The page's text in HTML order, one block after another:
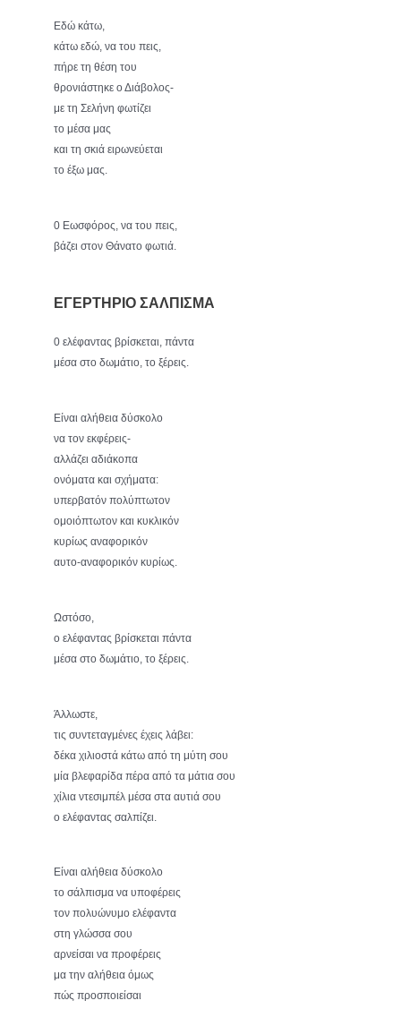
Εδώ κάτω,
κάτω εδώ, να του πεις,
πήρε τη θέση του
θρονιάστηκε ο Διάβολος-
με τη Σελήνη φωτίζει
το μέσα μας
και τη σκιά ειρωνεύεται
το έξω μας.
0 Εωσφόρος, να του πεις,
βάζει στον Θάνατο φωτιά.
ΕΓΕΡΤΗΡΙΟ ΣΑΛΠΙΣΜΑ
0 ελέφαντας βρίσκεται, πάντα
μέσα στο δωμάτιο, το ξέρεις.
Είναι αλήθεια δύσκολο
να τον εκφέρεις-
αλλάζει αδιάκοπα
ονόματα και σχήματα:
υπερβατόν πολύπτωτον
ομοιόπτωτον και κυκλικόν
κυρίως αναφορικόν
αυτο-αναφορικόν κυρίως.
Ωστόσο,
ο ελέφαντας βρίσκεται πάντα
μέσα στο δωμάτιο, το ξέρεις.
Άλλωστε,
τις συντεταγμένες έχεις λάβει:
δέκα χιλιοστά κάτω από τη μύτη σου
μία βλεφαρίδα πέρα από τα μάτια σου
χίλια ντεσιμπέλ μέσα στα αυτιά σου
ο ελέφαντας σαλπίζει.
Είναι αλήθεια δύσκολο
το σάλπισμα να υποφέρεις
τον πολυώνυμο ελέφαντα
στη γλώσσα σου
αρνείσαι να προφέρεις
μα την αλήθεια όμως
πώς προσποιείσαι